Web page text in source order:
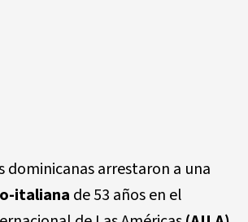
dominicanas arrestaron a una
italiana de 53 años en el